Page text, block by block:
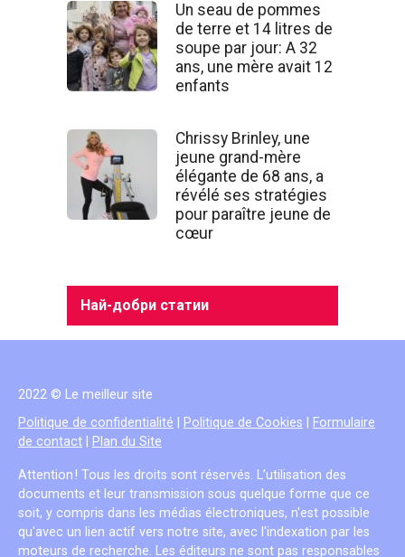
Un seau de pommes
de terre et 14 litres de
soupe par jour: A 32
ans, une mère avait 12
enfants
Chrissy Brinley, une
jeune grand-mère
élégante de 68 ans, a
révélé ses stratégies
pour paraître jeune de
cœur
Най-добри статии
2022 © Le meilleur site
Politique de confidentialité
Politique de Cookies
Formulaire
de contact
Plan du Site
Attention ! Tous les droits sont réservés. L’utilisation des
documents et leur transmission sous quelque forme que ce
soit, y compris dans les médias électroniques, n'est possible
qu'avec un lien actif vers notre site, avec l'indexation par les
moteurs de recherche. Les éditeurs ne sont pas responsables